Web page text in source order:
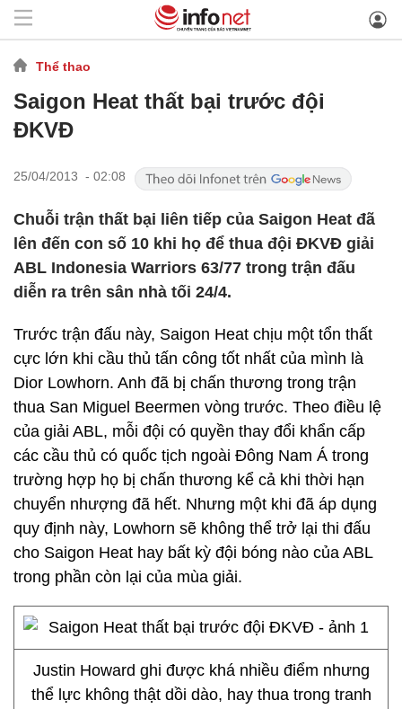
Thể thao
Saigon Heat thất bại trước đội
ĐKVĐ
25/04/2013 - 02:08
Chuỗi trận thất bại liên tiếp của Saigon Heat đã
lên đến con số 10 khi họ để thua đội ĐKVĐ giải
ABL Indonesia Warriors 63/77 trong trận đấu
diễn ra trên sân nhà tối 24/4.
Trước trận đấu này, Saigon Heat chịu một tổn thất
cực lớn khi cầu thủ tấn công tốt nhất của mình là
Dior Lowhorn. Anh đã bị chấn thương trong trận
thua San Miguel Beermen vòng trước. Theo điều lệ
của giải ABL, mỗi đội có quyền thay đổi khẩn cấp
các cầu thủ có quốc tịch ngoài Đông Nam Á trong
trường hợp họ bị chấn thương kể cả khi thời hạn
chuyển nhượng đã hết. Nhưng một khi đã áp dụng
quy định này, Lowhorn sẽ không thể trở lại thi đấu
cho Saigon Heat hay bất kỳ đội bóng nào của ABL
trong phần còn lại của mùa giải.
Justin Howard ghi được khá nhiều điểm nhưng
thể lực không thật dồi dào, hay thua trong tranh